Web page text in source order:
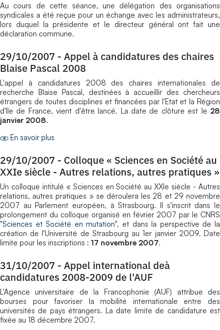
Au cours de cette séance, une délégation des organisations
syndicales a été reçue pour un échange avec les administrateurs,
lors duquel la présidente et le directeur général ont fait une
déclaration commune.
29/10/2007 - Appel à candidatures des chaires
Blaise Pascal 2008
L'appel à candidatures 2008 des chaires internationales de
recherche Blaise Pascal, destinées à accueillir des chercheurs
étrangers de toutes disciplines et financées par l'Etat et la Région
d'Ile de France, vient d'être lancé. La date de clôture est le 28
janvier 2008.
En savoir plus
29/10/2007 - Colloque « Sciences en Société au
XXIe siècle - Autres relations, autres pratiques »
Un colloque intitulé « Sciences en Société au XXIe siècle - Autres
relations, autres pratiques » se déroulera les 28 et 29 novembre
2007 au Parlement européen, à Strasbourg. Il s'inscrit dans le
prolongement du colloque organisé en février 2007 par le CNRS
"Sciences et Société en mutation", et dans la perspective de la
création de l'Université de Strasbourg au 1er janvier 2009. Date
limite pour les inscriptions : 17 novembre 2007.
31/10/2007 - Appel international deà
candidatures 2008-2009 de l'AUF
L'Agence universitaire de la Francophonie (AUF) attribue des
bourses pour favoriser la mobilité internationale entre des
universités de pays étrangers. La date limite de candidature est
fixée au 18 décembre 2007.